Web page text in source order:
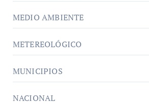
MEDIO AMBIENTE
METEREOLÓGICO
MUNICIPIOS
NACIONAL